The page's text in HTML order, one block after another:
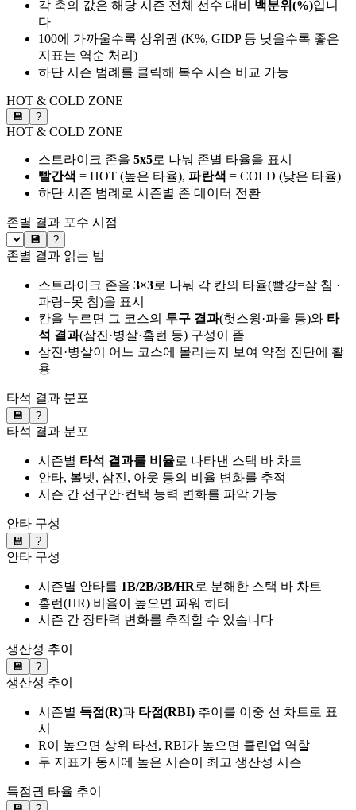
각 축의 값은 해당 시즌 전체 선수 대비 백분위(%)입니
다
100에 가까울수록 상위권 (K%, GIDP 등 낮을수록 좋은
지표는 역순 처리)
하단 시즌 범례를 클릭해 복수 시즌 비교 가능
HOT & COLD ZONE
💾 ?
HOT & COLD ZONE
스트라이크 존을 5x5로 나눠 존별 타율을 표시
빨간색 = HOT (높은 타율), 파란색 = COLD (낮은 타율)
하단 시즌 범례로 시즌별 존 데이터 전환
존별 결과 포수 시점
💾 ?
존별 결과 읽는 법
스트라이크 존을 3×3로 나눠 각 칸의 타율(빨강=잘 침 ·
파랑=못 침)을 표시
칸을 누르면 그 코스의 투구 결과(헛스윙·파울 등)와 타
석 결과(삼진·병살·홈런 등) 구성이 뜸
삼진·병살이 어느 코스에 몰리는지 보여 약점 진단에 활
용
타석 결과 분포
💾 ?
타석 결과 분포
시즌별 타석 결과를 비율로 나타낸 스택 바 차트
안타, 볼넷, 삼진, 아웃 등의 비율 변화를 추적
시즌 간 선구안·컨택 능력 변화를 파악 가능
안타 구성
💾 ?
안타 구성
시즌별 안타를 1B/2B/3B/HR로 분해한 스택 바 차트
홈런(HR) 비율이 높으면 파워 히터
시즌 간 장타력 변화를 추적할 수 있습니다
생산성 추이
💾 ?
생산성 추이
시즌별 득점(R)과 타점(RBI) 추이를 이중 선 차트로 표
시
R이 높으면 상위 타선, RBI가 높으면 클린업 역할
두 지표가 동시에 높은 시즌이 최고 생산성 시즌
득점권 타율 추이